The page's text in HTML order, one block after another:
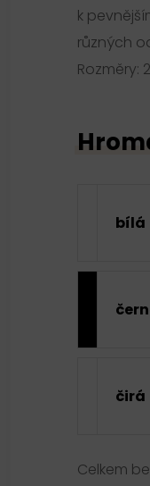
k
různých
Rozměry:
bílá
čirá
Celkem